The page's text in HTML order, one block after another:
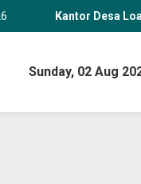
Kantor Desa
Sunday, 02 Aug